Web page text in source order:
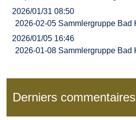
2026/01/31 08:50
2026-02-05 Sammlergruppe Bad
2026/01/05 16:46
2026-01-08 Sammlergruppe Bad
Derniers commentaires